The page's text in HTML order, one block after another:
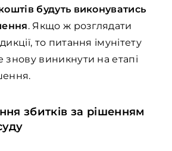
будуть виконуватись
. Якщо ж розглядати
то питання імунітету
виникнути на етапі
збитків за рішенням